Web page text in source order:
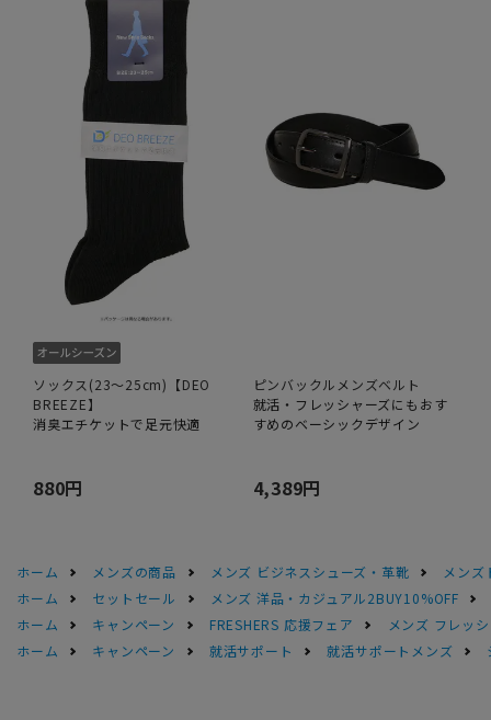
ソックス(23～25cm)【DEO
BREEZE】
消臭エチケットで足元快適
880円
ピンバックルメンズベルト
就活・フレッシャーズにもおす
すめのベーシックデザイン
4,389円
ホーム メンズの商品 メンズ ビジネスシューズ・革靴
メンズ
ホーム
セットセール
メンズ 洋品・カジュアル2BUY10%OFF
ホーム
キャンペーン FRESHERS 応援フェア
メンズ フレッ
ホーム
キャンペーン 就活サポート 就活サポートメンズ